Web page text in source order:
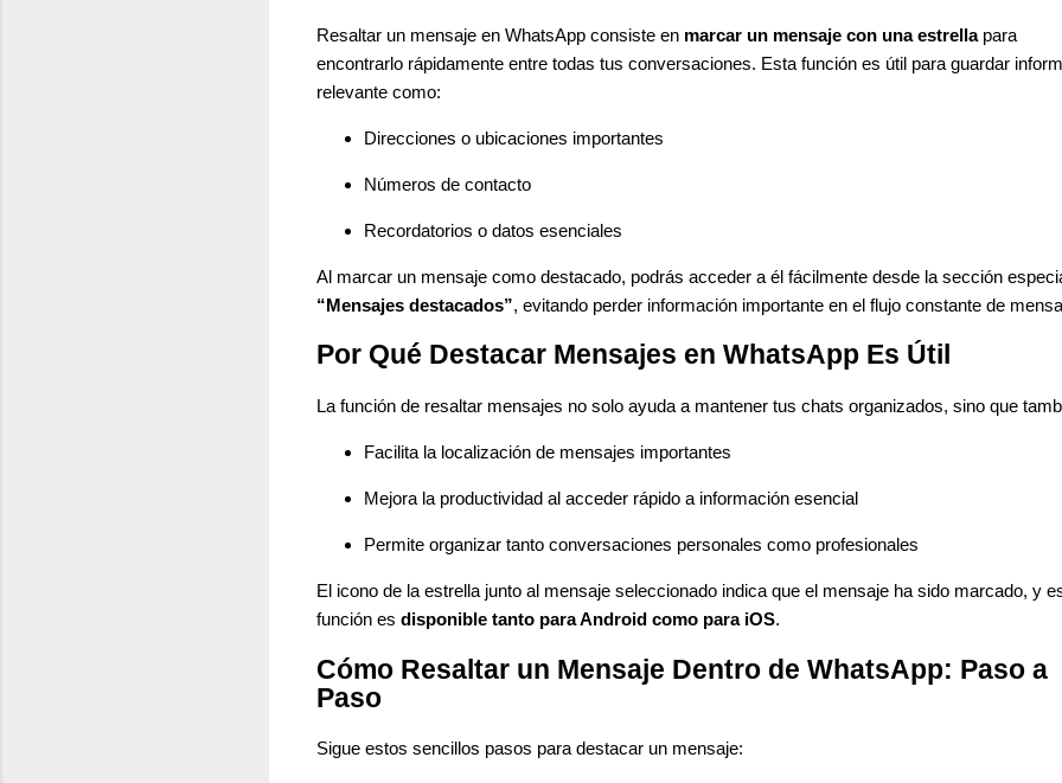
Resaltar un mensaje en WhatsApp consiste en marcar un mensaje con una estrellapara
encontrarlo rápidamente entre todas tus conversaciones. Esta función es útil para guardar
relevante como:
Direcciones o ubicaciones importantes
Números de contacto
Recordatorios o datos esenciales
Al marcar un mensaje como destacado, podrás acceder a él fácilmente desde la sección
“Mensajes destacados”, evitando perder información importante en el flujo constante de
Por Qué Destacar Mensajes en WhatsApp Es Útil
La función de resaltar mensajes no solo ayuda a mantener tus chats organizados, sino que
Facilita la localización de mensajes importantes
Mejora la productividad al acceder rápido a información esencial
Permite organizar tanto conversaciones personales como profesionales
El icono de la estrella junto al mensaje seleccionado indica que el mensaje ha sido marcado, y
función es disponible tanto para Android como para iOS.
Cómo Resaltar un Mensaje Dentro de WhatsApp: Paso a
Paso
Sigue estos sencillos pasos para destacar un mensaje: